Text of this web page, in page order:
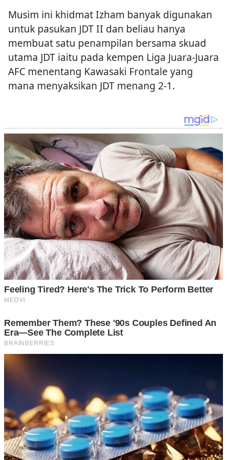
Musim ini khidmat Izham banyak digunakan
untuk pasukan JDT II dan beliau hanya
membuat satu penampilan bersama skuad
utama JDT iaitu pada kempen Liga Juara-Juara
AFC menentang Kawasaki Frontale yang
mana menyaksikan JDT menang 2-1.